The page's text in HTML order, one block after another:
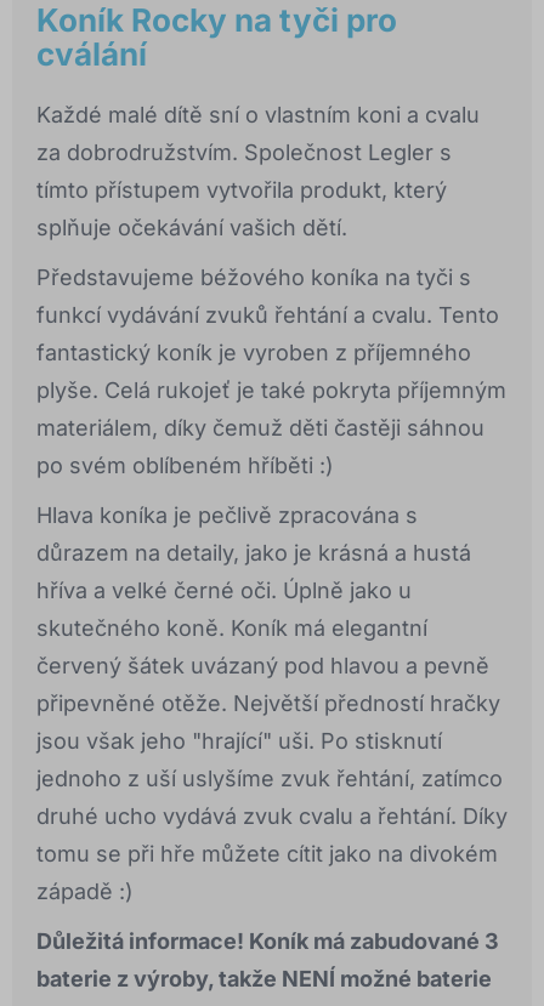
Koník Rocky na tyči pro
cválání
Každé malé dítě sní o vlastním koni a cvalu
za dobrodružstvím. Společnost Legler s
tímto přístupem vytvořila produkt, který
splňuje očekávání vašich dětí.
Představujeme béžového koníka na tyči s
funkcí vydávání zvuků řehtání a cvalu. Tento
fantastický koník je vyroben z příjemného
plyše. Celá rukojeť je také pokryta příjemným
materiálem, díky čemuž děti častěji sáhnou
po svém oblíbeném hříběti :)
Hlava koníka je pečlivě zpracována s
důrazem na detaily, jako je krásná a hustá
hříva a velké černé oči. Úplně jako u
skutečného koně. Koník má elegantní
červený šátek uvázaný pod hlavou a pevně
připevněné otěže. Největší předností hračky
jsou však jeho "hrající" uši. Po stisknutí
jednoho z uší uslyšíme zvuk řehtání, zatímco
druhé ucho vydává zvuk cvalu a řehtání. Díky
tomu se při hře můžete cítit jako na divokém
západě :)
Důležitá informace! Koník má zabudované 3
baterie z výroby, takže NENÍ možné baterie